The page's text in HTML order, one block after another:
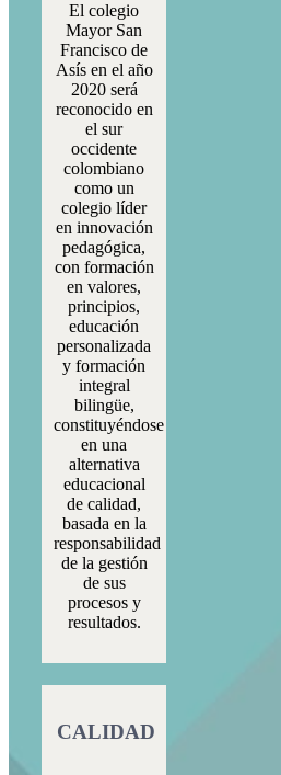
El colegio
Mayor San
Francisco de
Asís en el año
2020 será
reconocido en
el sur
occidente
colombiano
como un
colegio líder
en innovación
pedagógica,
con formación
en valores,
principios,
educación
personalizada
y formación
integral
bilingüe,
constituyéndose
en una
alternativa
educacional
de calidad,
basada en la
responsabilidad
de la gestión
de sus
procesos y
resultados.
CALIDAD